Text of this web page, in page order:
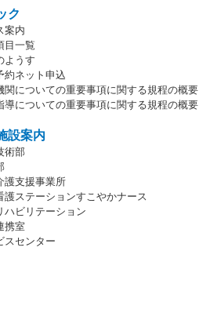
ク
案内
目一覧
ようす
約ネット申込
関についての重要事項に関する規程の概要
導についての重要事項に関する規程の概要
設案内
術部
護支援事業所
護ステーションすこやかナース
ハビリテーション
携室
スセンター